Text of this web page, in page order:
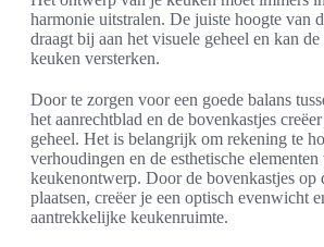
harmonie uitstralen. De juiste hoogte van
draagt bij aan het visuele geheel en kan
keuken versterken.
Door te zorgen voor een goede balans
het aanrechtblad en de bovenkastjes
geheel. Het is belangrijk om rekening te
verhoudingen en de esthetische elementen
keukenontwerp. Door de bovenkastjes op
plaatsen, creëer je een optisch evenwicht
aantrekkelijke keukenruimte.